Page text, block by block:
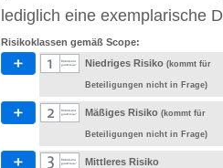
lediglich eine exemplarische
Risikoklassen gemäß Scope:
Niedriges Risiko (kommt für
Beteiligungen nicht in Frage)
Mäßiges Risiko (kommt für
Beteiligungen nicht in Frage)
Mittleres Risiko